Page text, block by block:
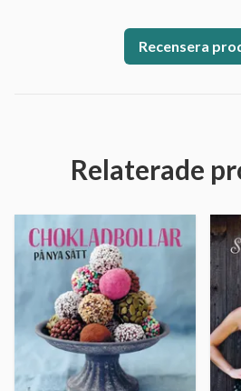
Recensera
Relaterade